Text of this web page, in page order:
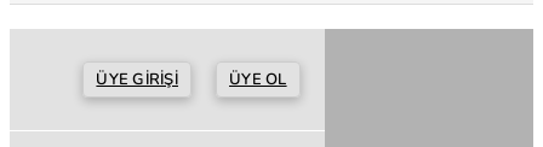
ÜYE GIRIŞI ÜYE OL